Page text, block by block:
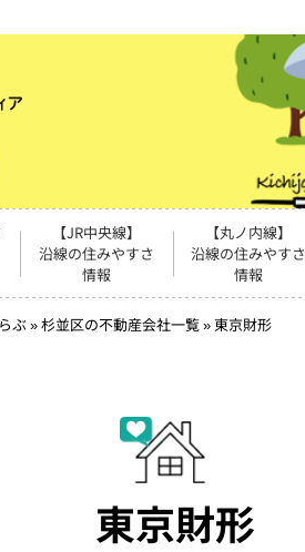
【JR中央線】
沿線の住みやすさ
情報
【丸ノ内線】
沿線の住みやすさ
情報
ぶ»杉並区の不動産会社一覧»東京財形
東京財形